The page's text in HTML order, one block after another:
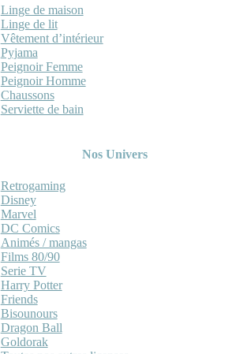
Linge de maison
Linge de lit
Vêtement d’intérieur
Pyjama
Peignoir Femme
Peignoir Homme
Chaussons
Serviette de bain
Nos Univers
Retrogaming
Disney
Marvel
DC Comics
Animés / mangas
Films 80/90
Serie TV
Harry Potter
Friends
Bisounours
Dragon Ball
Goldorak